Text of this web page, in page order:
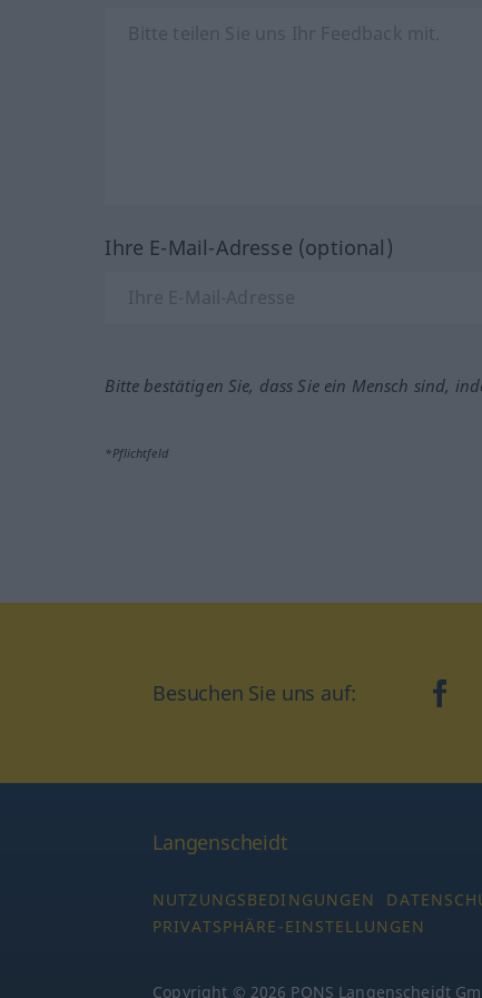
Ihre E-Mail-Adresse (optional)
Bitte bestätigen Sie, dass Sie ein Mensch sind,
*Pflichtfeld
Besuchen Sie uns auf:
Langenscheidt
NUTZUNGSBEDINGUNGEN
PRIVATSPHÄRE-EINSTELLUNGEN
Copyright © 2026 PONS Langenscheidt